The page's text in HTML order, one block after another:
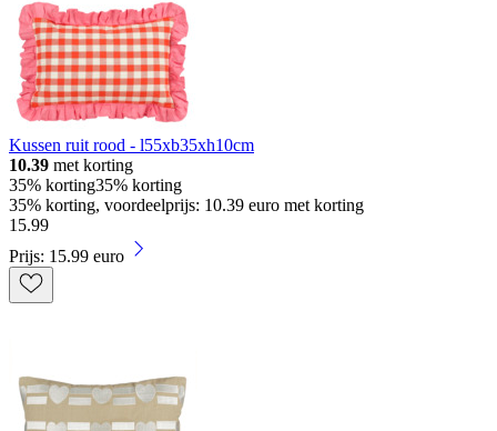
Kussen ruit rood - l55xb35xh10cm
10.39 met korting
35% korting35% korting
35% korting, voordeelprijs: 10.39 euro met korting
15.99
Prijs: 15.99 euro